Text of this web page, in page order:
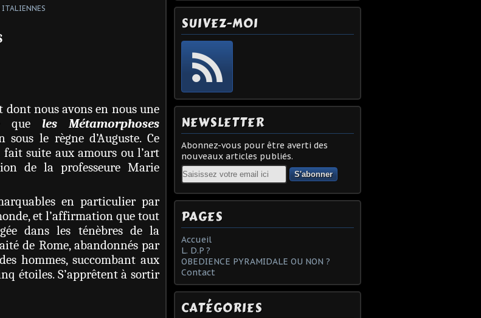
dont nous avons en nous une
que les Métamorphoses
le règne d’Auguste. Ce
suite aux amours ou l’art
de la professeure Marie
en particulier par
et l’affirmation que tout
dans les ténèbres de la
de Rome, abandonnés par
hommes, succombant aux
étoiles. S’apprêtent à sortir
SUIVEZ-MOI
NEWSLETTER
Abonnez-vous pour être averti des
nouveaux articles publiés.
Email
PAGES
Accueil
L. D.P ?
OBEDIENCE PYRAMIDALE OU NON ?
Contact
CATÉGORIES